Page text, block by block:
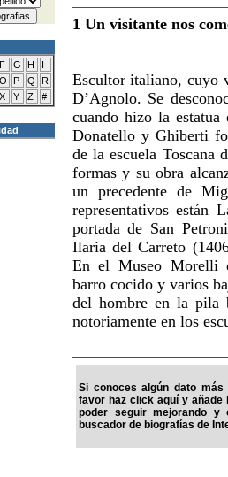
F G H
I
O P Q
R
X Y Z #
1 Un visitante nos
Escultor italiano, cuyo
D’Agnolo. Se
cuando hizo la estatua
Donatello y Ghiberti
de la escuela
formas y su obra
un precedente de
representativos están
portada de San
Ilaria del Carreto
En el Museo Morelli
barro cocido y varios
del hombre en la pila
notoriamente en los
Si conoces algún dato
favor haz click aquí y
poder seguir mejorando y
buscador de biografías de